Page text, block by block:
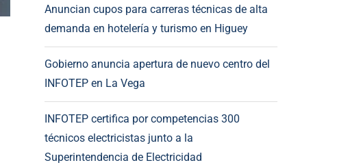
Anuncian cupos para carreras técnicas de alta
demanda en hotelería y turismo en Higuey
Gobierno anuncia apertura de nuevo centro del
INFOTEP en La Vega
INFOTEP certifica por competencias 300
técnicos electricistas junto a la
Superintendencia de Electricidad